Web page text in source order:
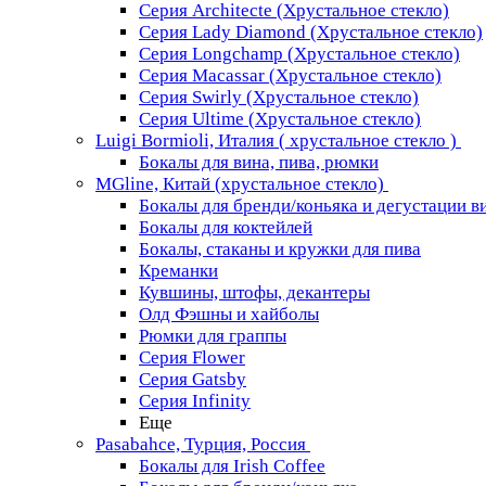
Серия Architecte (Хрустальное стекло)
Серия Lady Diamond (Хрустальное стекло)
Серия Longchamp (Хрустальное стекло)
Серия Macassar (Хрустальное стекло)
Серия Swirly (Хрустальное стекло)
Серия Ultime (Хрустальное стекло)
Luigi Bormioli, Италия ( хрустальное стекло )
Бокалы для вина, пива, рюмки
MGline, Китай (хрустальное стекло)
Бокалы для бренди/коньяка и дегустации
Бокалы для коктейлей
Бокалы, стаканы и кружки для пива
Креманки
Кувшины, штофы, декантеры
Олд Фэшны и хайболы
Рюмки для граппы
Серия Flower
Серия Gatsby
Серия Infinity
Еще
Pasabahce, Турция, Россия
Бокалы для Irish Coffee